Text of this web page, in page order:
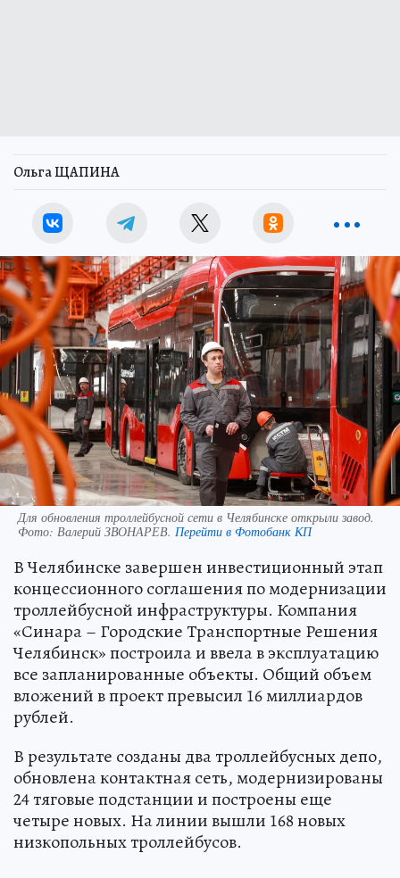
Ольга ЩАПИНА
Для обновления троллейбусной сети в Челябинске открыли завод.
Фото: Валерий ЗВОНАРЕВ. Перейти в Фотобанк КП
В Челябинске завершен инвестиционный этап
концессионного соглашения по модернизации
троллейбусной инфраструктуры. Компания
«Синара – Городские Транспортные Решения
Челябинск» построила и ввела в эксплуатацию
все запланированные объекты. Общий объем
вложений в проект превысил 16 миллиардов
рублей.
В результате созданы два троллейбусных депо,
обновлена контактная сеть, модернизированы
24 тяговые подстанции и построены еще
четыре новых. На линии вышли 168 новых
низкопольных троллейбусов.